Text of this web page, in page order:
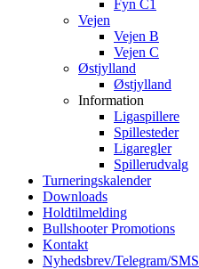
Fyn C1
Vejen
Vejen B
Vejen C
Østjylland
Østjylland
Information
Ligaspillere
Spillesteder
Ligaregler
Spillerudvalg
Turneringskalender
Downloads
Holdtilmelding
Bullshooter Promotions
Kontakt
Nyhedsbrev/Telegram/SMS